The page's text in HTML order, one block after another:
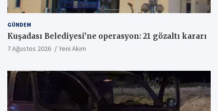
GÜNDEM
Kuşadası Belediyesi’ne operasyon: 21 gözaltı kararı
7 Ağustos 2026 Yeni Akım